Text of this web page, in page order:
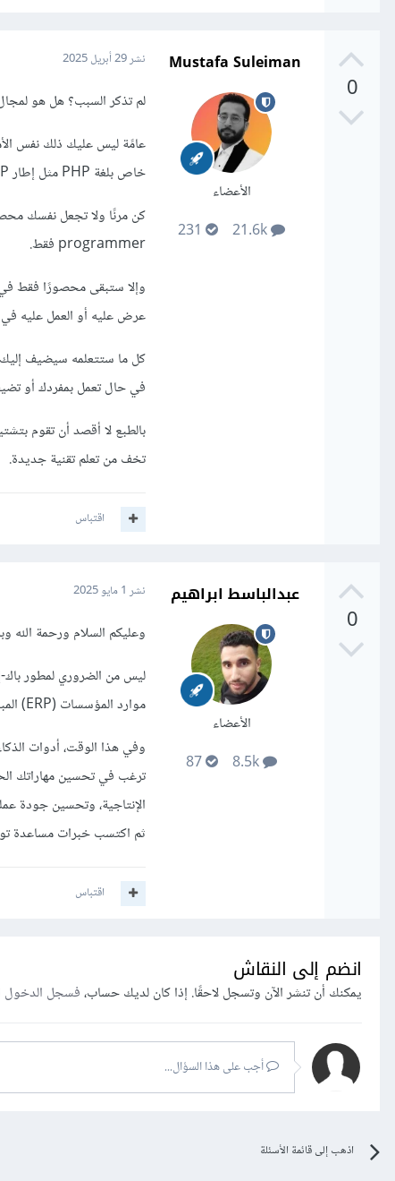
0
Mustafa Suleiman
الأعضاء
نشر29 أبريل 2025
لم تذكر السبب؟ هل هو لمجال
خاص بلغة PHP مثل إطار NativePHP.
programmer فقط.
عرض عليه أو العمل عليه
كل ما ستتعلمه سيضيف إليك
في حال تعمل بمفردك أو
بالطبع لا أقصد أن تقوم
تخف من تعلم تقنية جديدة.
اقتباس
0
عبدالباسط ابراهيم
الأعضاء
نشر 1 مايو 2025
وعليكم السلام ورحمة الله
موارد المؤسسات (ERP) المبني على Odoo فيكون تعلم Odoo مفيدًا.
وفي هذا الوقت، أدوات
ترغب في تحسين مهاراتك
الإنتاجية، وتحسين جودة
ثم اكتسب خبرات مساعدة
اقتباس
انضم إلى النقاش
يمكنك أن تنشر الآن وتسجل لاحقًا. إذا كان لديك حساب،فسجل الدخول
أجب على هذا السؤال...
اذهب إلى قائمة الأسئلة